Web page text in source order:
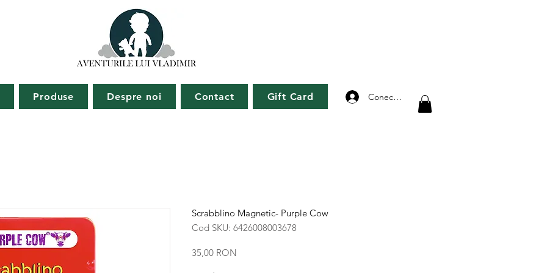
Produse Despre noi Contact Gift Card Conectează-te
Scrabblino Magnetic- Purple Cow
Cod SKU: 6426008003678
35,00 RON